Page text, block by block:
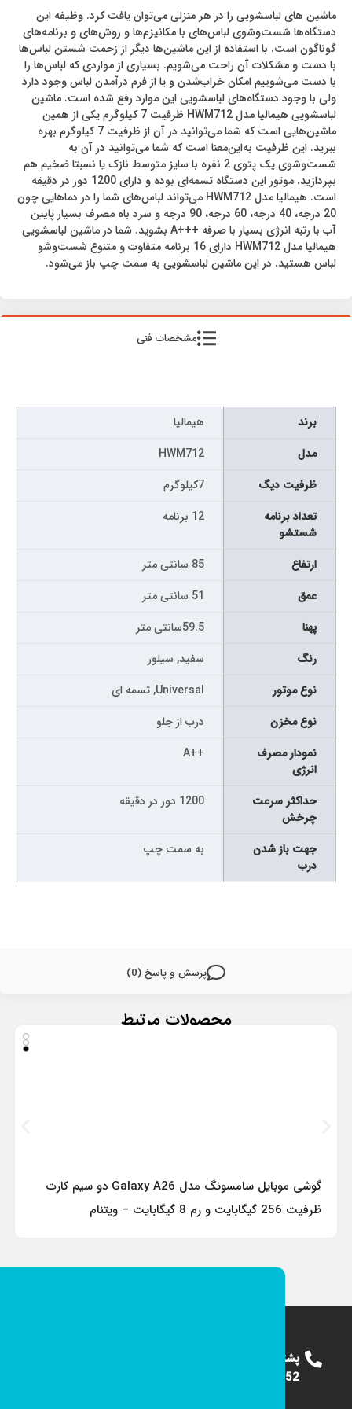
ماشین های لباسشویی را در هر منزلی می‌توان یافت کرد. وظیفه این
دستگاه‌ها شست‌وشوی لباس‌های با مکانیزم‌ها و روش‌های و برنامه‌های
گوناگون است. با استفاده از این ماشین‌ها دیگر از زحمت شستن لباس‌ها
با دست و مشکلات آن راحت می‌شویم. بسیاری از مواردی که لباس‌ها را
با دست می‌شوییم امکان خراب‌شدن و یا از فرم درآمدن لباس وجود دارد
ولی با وجود دستگاه‌های لباسشویی این موارد رفع شده است. ماشین
لباسشویی هیمالیا مدل HWM712 ظرفیت 7 کیلوگرم یکی از همین
ماشین‌هایی است که شما می‌توانید در آن از ظرفیت 7 کیلوگرم بهره
ببرید. این ظرفیت به‌این‌معنا است که شما می‌توانید در آن به
شست‌وشوی یک پتوی 2 نفره با سایز متوسط نازک یا نسبتا ضخیم هم
بپردازید. موتور این دستگاه تسمه‌ای بوده و دارای 1200 دور در دقیقه
است. هیمالیا مدل HWM712 می‌تواند لباس‌های شما را در دماهایی چون
20 درجه، 40 درجه، 60 درجه، 90 درجه و سرد باه مصرف بسیار پایین
آب با رتبه انرژی بسیار با صرفه +++A بشوید. شما در ماشین لباسشویی
هیمالیا مدل HWM712 دارای 16 برنامه متفاوت و متنوع شست‌وشو
لباس هستید. در این ماشین لباسشویی به سمت چپ باز می‌شود.
مشخصات فنی
پرسش و پاسخ (0)
برند
هیمالیا
مدل
HWM712
ظرفیت دیگ
7کیلوگرم
تعداد برنامه
شستشو
12 برنامه
ارتفاع
85 سانتی متر
عمق
51 سانتی متر
پهنا
59.5سانتی متر
رنگ
سفید, سیلور
نوع موتور
Universal, تسمه ای
نوع مخزن
درب از جلو
نمودار مصرف
انرژی
++A
حداکثر سرعت
چرخش
1200 دور در دقیقه
جهت باز شدن
درب
به سمت چپ
محصولات مرتبط
گوشی موبایل سامسونگ مدل Galaxy A26 دو سیم کارت
ظرفیت 256 گیگابایت و رم 8 گیگابایت – ویتنام
پشتیبانی
09124375652